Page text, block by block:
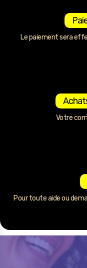
Le paiement sera
Votre
Pour toute aide ou